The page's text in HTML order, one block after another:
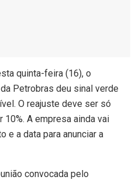
quinta-feira (16), o
Petrobras deu sinal verde
O reajuste deve ser só
A empresa ainda vai
e a data para anunciar a
convocada pelo